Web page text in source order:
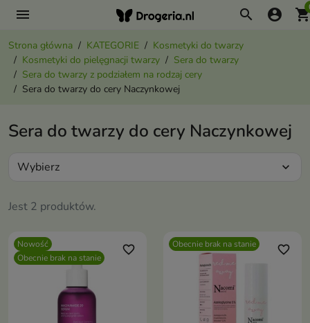
menu search account_circle
Strona główna KATEGORIE
Kosmetyki do twarzy
Kosmetyki do pielęgnacji twarzy
Sera do twarzy
Sera do twarzy z podziałem na rodzaj cery
Sera do twarzy do cery Naczynkowej
Sera do twarzy do cery Naczynkowej
Jest 2 produktów.
Wybierz expand_more
Nowość
Obecnie brak na stanie
favorite_border Obecnie brak na stanie favorite_border